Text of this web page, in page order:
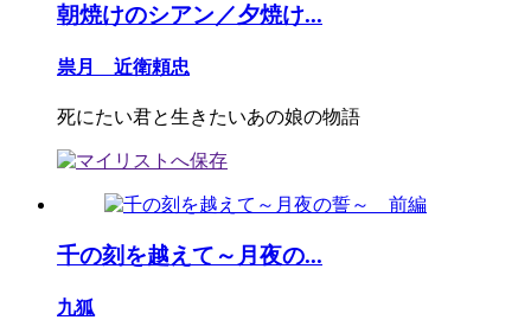
朝焼けのシアン／夕焼け...
祟月 近衛頼忠
死にたい君と生きたいあの娘の物語
千の刻を越えて～月夜の...
九狐